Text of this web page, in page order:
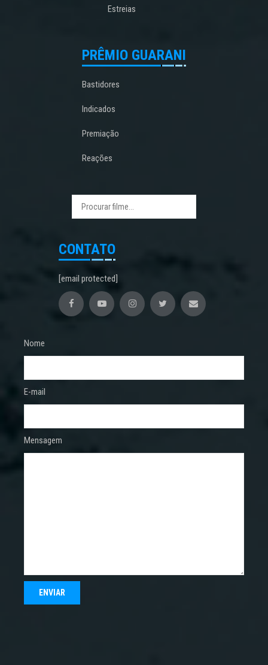
Estreias
PRÊMIO GUARANI
Bastidores
Indicados
Premiação
Reações
CONTATO
[email protected]
Nome
E-mail
Mensagem